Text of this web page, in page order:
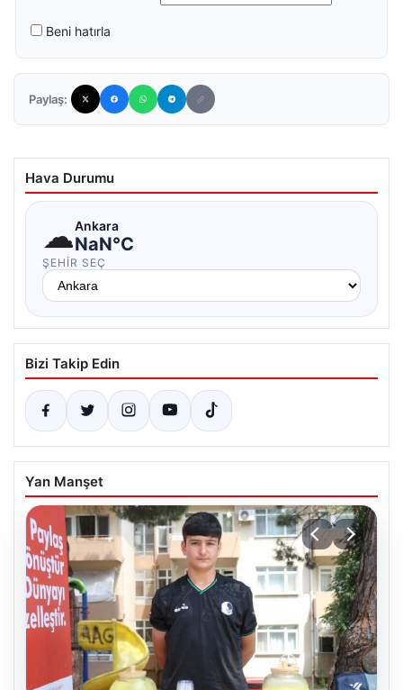
Beni hatırla
Paylaş:
Hava Durumu
☁Ankara
NaN°C
ŞEHIR SEÇ
Bizi Takip Edin
Yan Manşet